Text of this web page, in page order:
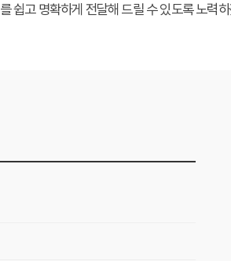
쉽고 명확하게 전달해 드릴 수 있도록 노력